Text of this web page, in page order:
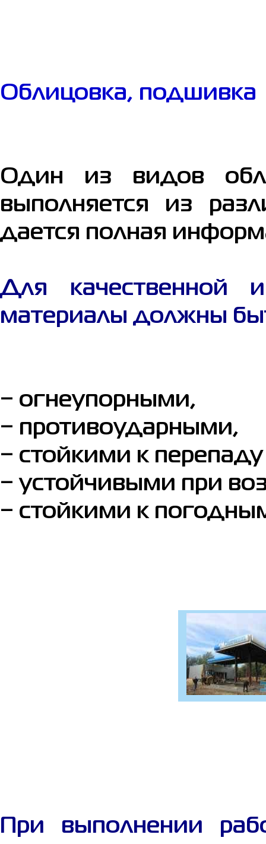
Облицовка, подшивка
Один из видов
выполняется из
дается полная
Для качественной
материалы должны
‒ огнеупорными,
‒ противоударными,
‒ стойкими к
‒ устойчивыми при
‒ стойкими к
При выполнении